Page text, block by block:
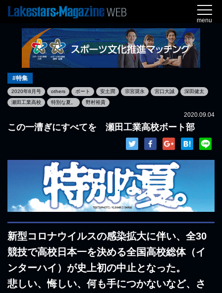
menu
#特集
2020年8月号 others ボート 安土潤 宗宮奨永 宮口大誠
深田健太
瀬田工業高校
特別な夏。 野村裕貴
2020.09.04
この一漕ぎにすべてを 瀬田工業高校ボート部
新型コロナウイルスの感染拡大に伴い、全30
競技で高校日本一を決める全国高校総体（イ
ンターハイ）が史上初の中止となった。
悲しい、悔しい、何も手につかないなど、さ